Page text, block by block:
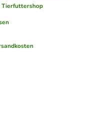
Tierfuttershop